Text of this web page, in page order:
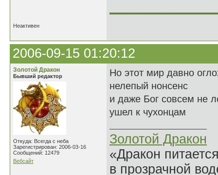
Неактивен
2006-09-15 01:20:12
Золотой Дракон
Бывший редактор
Откуда: Всегда с неба
Зарегистрирован: 2006-03-16
Сообщений: 12479
Вебсайт
Но этот мир давно
нелепый нонсенс
и даже Бог совсем не
ушел к чухонцам
Золотой Дракон
«Дракон
в прозрачной